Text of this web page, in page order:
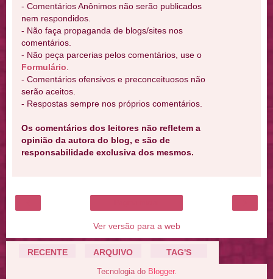
- Comentários Anônimos não serão publicados
nem respondidos.
- Não faça propaganda de blogs/sites nos
comentários.
- Não peça parcerias pelos comentários, use o
Formulário.
- Comentários ofensivos e preconceituosos não
serão aceitos.
- Respostas sempre nos próprios comentários.
Os comentários dos leitores não refletem a
opinião da autora do blog, e são de
responsabilidade exclusiva dos mesmos.
Ver versão para a web
RECENTE ARQUIVO TAG'S
Tecnologia do Blogger.